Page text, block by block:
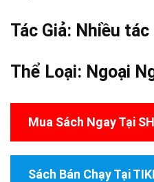
Tác Giả: Nhiều tác
Thể Loại: Ngoại
Mua Sách Ngay Tại
Sách Bán Chạy Tại TIKI